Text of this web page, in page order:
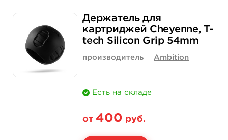
Держатель для
картриджей Cheyenne, T-
tech Silicon Grip 54mm
производитель Ambition
Есть на складе
от 400 руб.